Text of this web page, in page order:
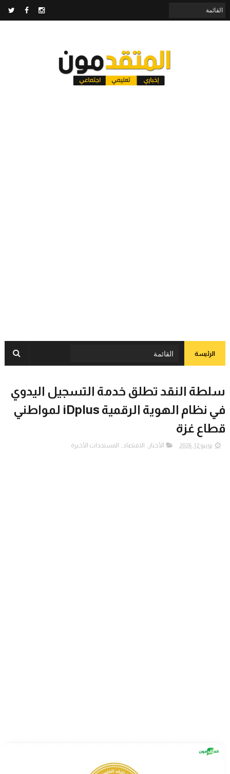
الرئيسة
سلطة النقد تطلق خدمة التسجيل اليدوي
في نظام الهوية الرقمية iDplus لمواطني
قطاع غزة
يونيو 12, 2026 الأخبار , الاقتصاد, المستجدات الأخيرة